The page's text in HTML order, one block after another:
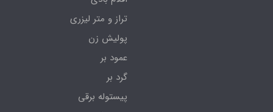
تراز و متر لیزری
پولیش زن
عمود بر
گرد بر
پیستوله برقی